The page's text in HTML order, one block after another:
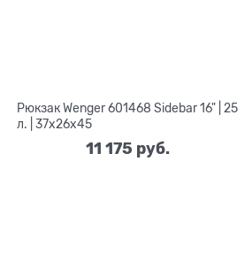
Рюкзак Wenger 601468 Sidebar 16" | 25
л. | 37x26x45
11 175 руб.